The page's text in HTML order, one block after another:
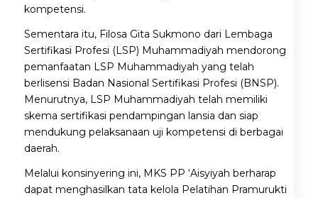
kompetensi.
Sementara itu, Filosa Gita Sukmono dari Lembaga
Sertifikasi Profesi (LSP) Muhammadiyah mendorong
pemanfaatan LSP Muhammadiyah yang telah
berlisensi Badan Nasional Sertifikasi Profesi (BNSP).
Menurutnya, LSP Muhammadiyah telah memiliki
skema sertifikasi pendampingan lansia dan siap
mendukung pelaksanaan uji kompetensi di berbagai
daerah.
Melalui konsinyering ini, MKS PP ‘Aisyiyah berharap
dapat menghasilkan tata kelola Pelatihan Pramurukti